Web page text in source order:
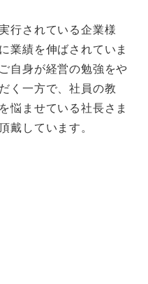
行されている企業様
業績を伸ばされていま
自身が経営の勉強をや
く一方で、社員の教
悩ませている社長さま
戴しています。